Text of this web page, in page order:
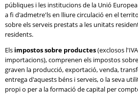
públiques i les institucions de la Unió
a fi d'admetre'ls en lliure circulació en el
sobre els serveis prestats a les unitats
residents.
Els impostos sobre productes(exclosos
importacions), comprenen els impostos
graven la producció, exportació, venda,
entrega d'aquests béns i serveis, o la seva
propi o per a la formació de capital per